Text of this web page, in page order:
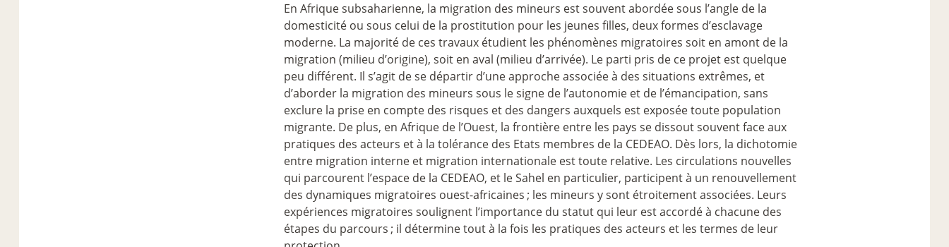
En Afrique subsaharienne, la migration des mineurs est souvent abordée sous l’angle de la
domesticité ou sous celui de la prostitution pour les jeunes filles, deux formes d’esclavage
moderne. La majorité de ces travaux étudient les phénomènes migratoires soit en amont de la
migration (milieu d’origine), soit en aval (milieu d’arrivée). Le parti pris de ce projet est quelque
peu différent. Il s’agit de se départir d’une approche associée à des situations extrêmes, et
d’aborder la migration des mineurs sous le signe de l’autonomie et de l’émancipation, sans
exclure la prise en compte des risques et des dangers auxquels est exposée toute population
migrante. De plus, en Afrique de l’Ouest, la frontière entre les pays se dissout souvent face aux
pratiques des acteurs et à la tolérance des Etats membres de la CEDEAO. Dès lors, la dichotomie
entre migration interne et migration internationale est toute relative. Les circulations nouvelles
qui parcourent l’espace de la CEDEAO, et le Sahel en particulier, participent à un renouvellement
des dynamiques migratoires ouest-africaines; les mineurs y sont étroitement associées. Leurs
expériences migratoires soulignent l’importance du statut qui leur est accordé à chacune des
étapes du parcours; il détermine tout à la fois les pratiques des acteurs et les termes de leur